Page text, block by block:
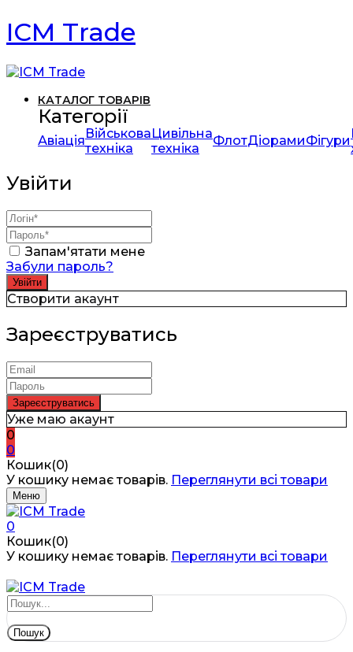
ICM Trade
КАТАЛОГ ТОВАРІВ
Категорії
АвіаціяВійськова
техніка
Цивільна
техніка
ФлотДіорамиФігури
Увійти
Запам'ятати мене
Забули пароль?
Створити акаунт
Зареєструватись
Уже маю акаунт
0
0
Кошик(0)
У кошику немає товарів. Переглянути всі товари
Меню
0
Кошик(0)
У кошику немає товарів. Переглянути всі товари
Пошук